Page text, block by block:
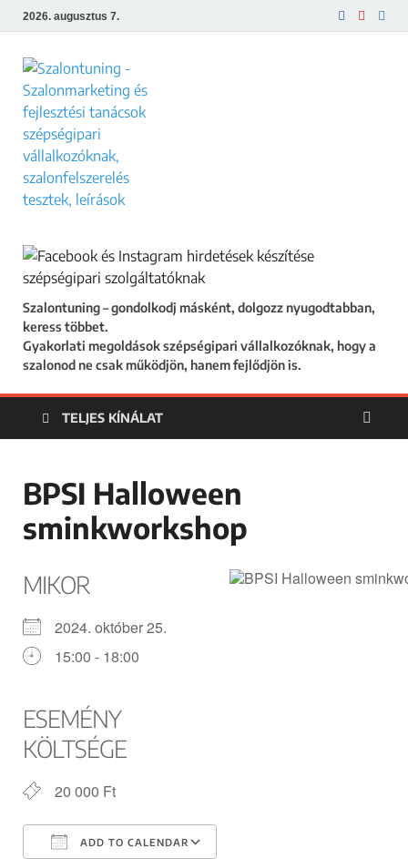
2026. augusztus 7.
Szalontuning – gondolkodj másként, dolgozz nyugodtabban,
keress többet.
Gyakorlati megoldások szépségipari vállalkozóknak, hogy a
szalonod ne csak működjön, hanem fejlődjön is.
TELJES KÍNÁLAT
BPSI Halloween
sminkworkshop
MIKOR
2024. október 25.
15:00 - 18:00
ESEMÉNY
KÖLTSÉGE
20 000 Ft
ADD TO CALENDAR